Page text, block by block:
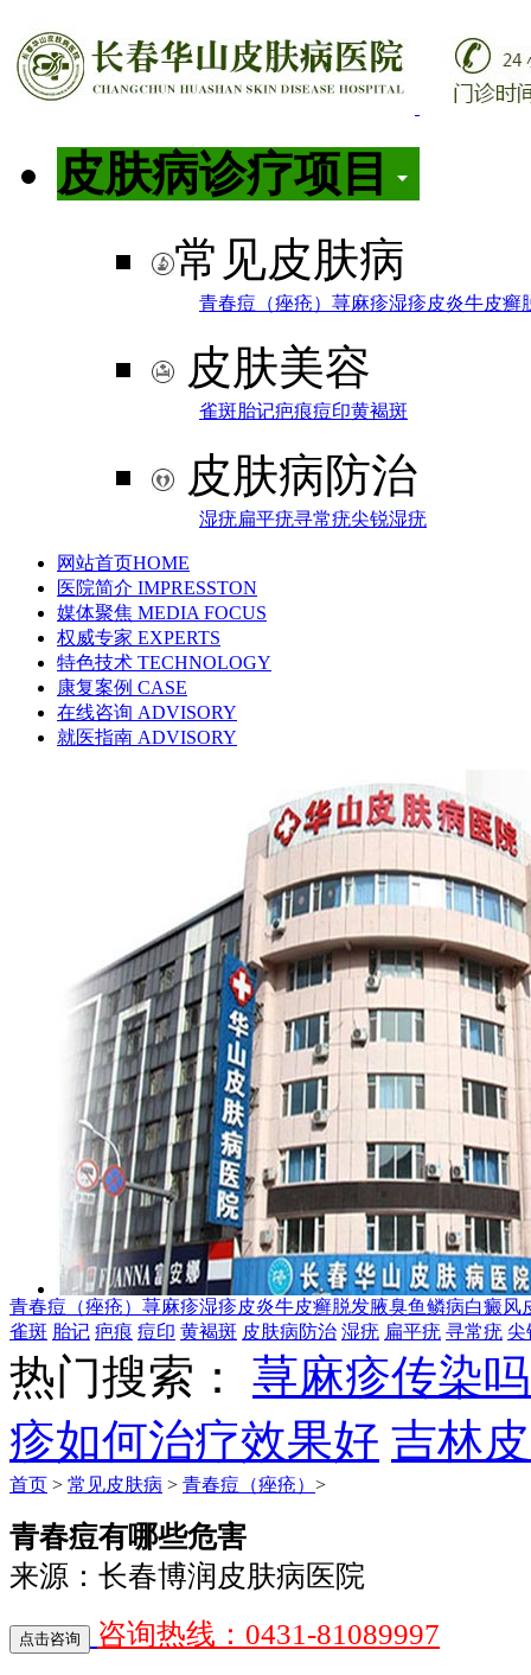
皮肤病诊疗项目
常见皮肤病
青春痘（痤疮） 荨麻疹湿疹皮炎牛皮癣
皮肤美容
雀斑胎记疤痕痘印黄褐斑
皮肤病防治
湿疣扁平疣寻常疣尖锐湿疣
网站首页HOME
医院简介 IMPRESSTON
媒体聚焦 MEDIA FOCUS
权威专家 EXPERTS
特色技术 TECHNOLOGY
康复案例 CASE
在线咨询 ADVISORY
就医指南 ADVISORY
青春痘（痤疮） 荨麻疹湿疹皮炎牛皮癣脱发腋臭鱼鳞病白癜风
雀斑 胎记 疤痕 痘印 黄褐斑 皮肤病防治 湿疣 扁平疣 寻常疣 尖
热门搜索： 荨麻疹传染
疹如何治疗效果好 吉林
首页 > 常见皮肤病 > 青春痘（痤疮） >
青春痘有哪些危害
来源：长春博润皮肤病医院
咨询热线：0431-81089997